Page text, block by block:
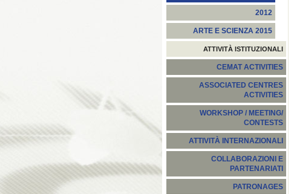
2012
ARTE E SCIENZA 2015
ATTIVITÀ ISTITUZIONALI
CEMAT ACTIVITIES
ASSOCIATED CENTRES
ACTIVITIES
WORKSHOP / MEETING/
CONTESTS
ATTIVITÀ INTERNAZIONALI
COLLABORAZIONI E
PARTENARIATI
PATRONAGES